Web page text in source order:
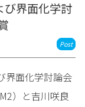
び界面化学討
Post
界面化学討論会
）と吉川咲良